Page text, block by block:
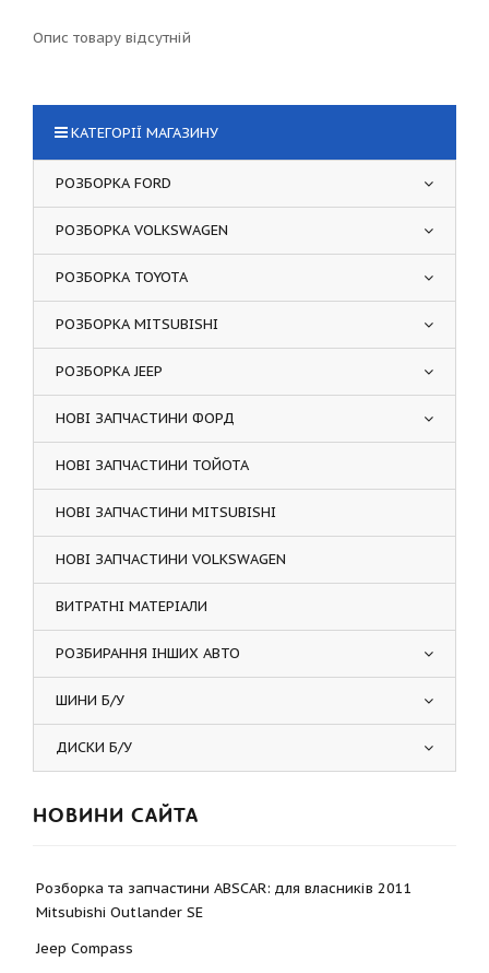
Опис товару відсутній
КАТЕГОРІЇ МАГАЗИНУ
РОЗБОРКА FORD
РОЗБОРКА VOLKSWAGEN
РОЗБОРКА TOYOTA
РОЗБОРКА MITSUBISHI
РОЗБОРКА JEEP
НОВІ ЗАПЧАСТИНИ ФОРД
НОВІ ЗАПЧАСТИНИ ТОЙОТА
НОВІ ЗАПЧАСТИНИ MITSUBISHI
НОВІ ЗАПЧАСТИНИ VOLKSWAGEN
ВИТРАТНІ МАТЕРІАЛИ
РОЗБИРАННЯ ІНШИХ АВТО
ШИНИ Б/У
ДИСКИ Б/У
НОВИНИ САЙТА
Розборка та запчастини ABSCAR: для власників 2011
Mitsubishi Outlander SE
Jeep Compass